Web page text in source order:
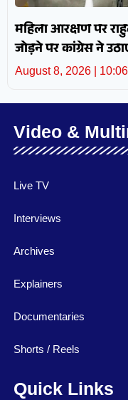
महिला आरक्षण पर
जोड़ने पर कांग्रेस ने
August 8, 2026
Video &
Live TV
Interviews
Archives
Explainers
Documentaries
Shorts / Reels
Quick Links